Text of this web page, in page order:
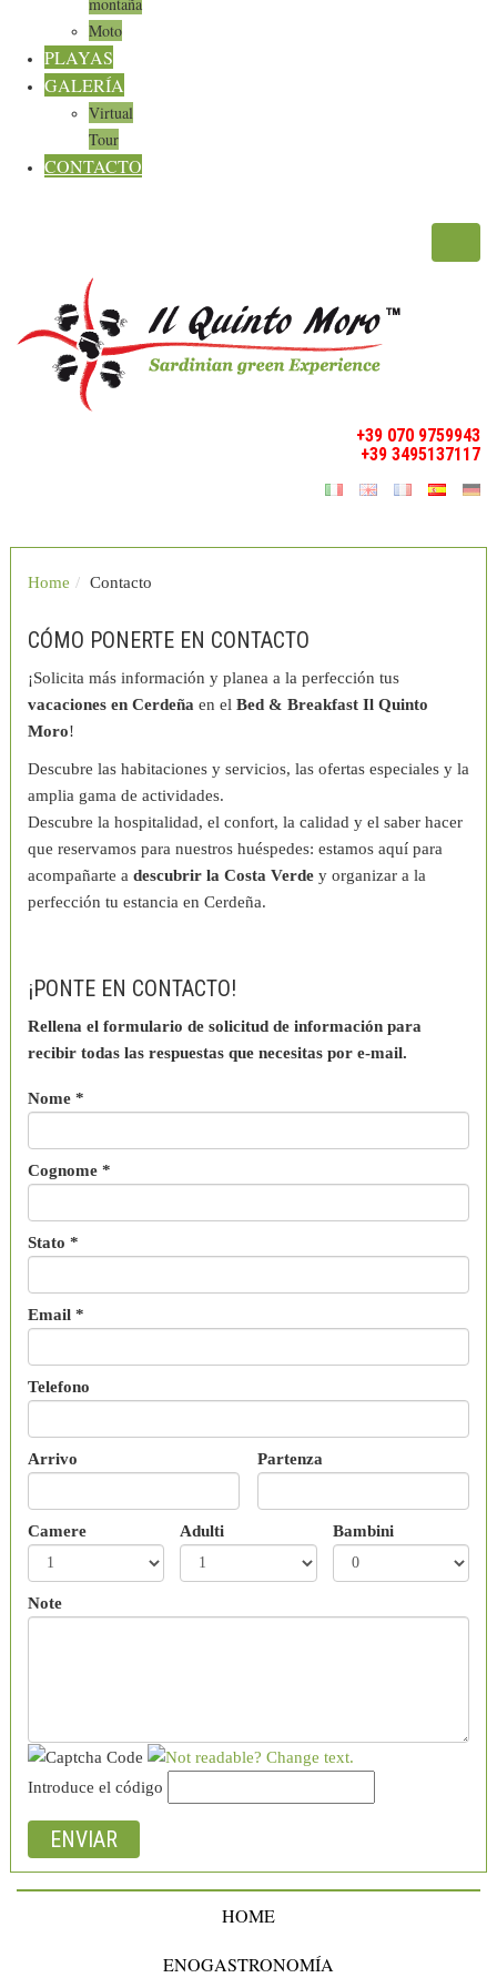
Moto
PLAYAS
GALERÍA
Virtual
Tour
CONTACTO
+39 070 9759943
+39 3495137117
Home Contacto
CÓMO PONERTE EN CONTACTO
¡Solicita más información y planea a la perfección tus
vacaciones en Cerdeña en el Bed & Breakfast Il Quinto
Moro!
Descubre las habitaciones y servicios, las ofertas especiales y la
amplia gama de actividades.
Descubre la hospitalidad, el confort, la calidad y el saber hacer
que reservamos para nuestros huéspedes: estamos aquí para
acompañarte a descubrir la Costa Verdey organizar a la
perfección tu estancia en Cerdeña.
¡PONTE EN CONTACTO!
Rellena el formulario de solicitud de información para
recibir todas las respuestas que necesitas por e-mail.
Nome *
Cognome *
Stato *
Email *
Telefono
Arrivo Partenza
Camere Adulti Bambini
Note
Introduce el código
HOME
ENOGASTRONOMÍA